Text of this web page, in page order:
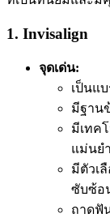
1. Invisalign
จุดเด่น:
เป็นแ
มีฐาน
มีเทค
แม่นยำ
มีตัวเ
ซับซ้อ
ถาดฟั